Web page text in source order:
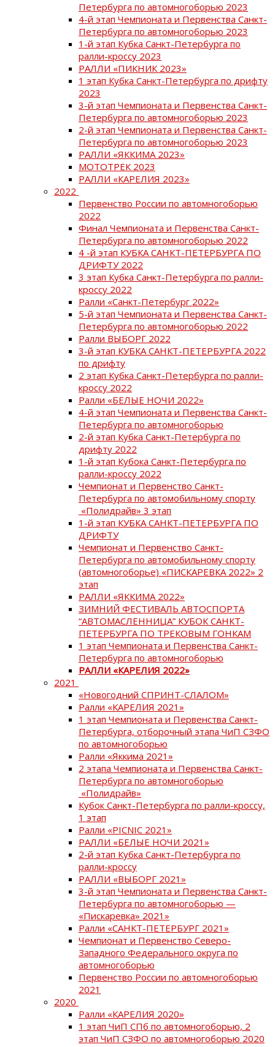
Петербурга по автомногоборью 2023
4-й этап Чемпионата и Первенства Санкт-
Петербурга по автомногоборью 2023
1-й этап Кубка Санкт-Петербурга по
ралли-кроссу 2023
РАЛЛИ «ПИКНИК 2023»
1 этап Кубка Санкт-Петербурга по дрифту
2023
3-й этап Чемпионата и Первенства Санкт-
Петербурга по автомногоборью 2023
2-й этап Чемпионата и Первенства Санкт-
Петербурга по автомногоборью 2023
РАЛЛИ «ЯККИМА 2023»
МОТОТРЕК 2023
РАЛЛИ «КАРЕЛИЯ 2023»
2022
Первенство России по автомногоборью
2022
Финал Чемпионата и Первенства Санкт-
Петербурга по автомногоборью 2022
4 -й этап КУБКА САНКТ-ПЕТЕРБУРГА ПО
ДРИФТУ 2022
3 этап Кубка Санкт-Петербурга по ралли-
кроссу 2022
Ралли «Санкт-Петербург 2022»
5-й этап Чемпионата и Первенства Санкт-
Петербурга по автомногоборью 2022
Ралли ВЫБОРГ 2022
3-й этап КУБКА САНКТ-ПЕТЕРБУРГА 2022
по дрифту
2 этап Кубка Санкт-Петербурга по ралли-
кроссу 2022
Ралли «БЕЛЫЕ НОЧИ 2022»
4-й этап Чемпионата и Первенства Санкт-
Петербурга по автомногоборью
2-й этап Кубка Санкт-Петербурга по
дрифту 2022
1-й этап Кубока Санкт-Петербурга по
ралли-кроссу 2022
Чемпионат и Первенство Санкт-
Петербурга по автомобильному спорту
«Полидрайв» 3 этап
1-й этап КУБКА САНКТ-ПЕТЕРБУРГА ПО
ДРИФТУ
Чемпионат и Первенство Санкт-
Петербурга по автомобильному спорту
(автомногоборье) «ПИСКАРЕВКА 2022» 2
этап
РАЛЛИ «ЯККИМА 2022»
ЗИМНИЙ ФЕСТИВАЛЬ АВТОСПОРТА
“АВТОМАСЛЕННИЦА” КУБОК САНКТ-
ПЕТЕРБУРГА ПО ТРЕКОВЫМ ГОНКАМ
1 этап Чемпионата и Первенства Санкт-
Петербурга по автомногоборью
РАЛЛИ «КАРЕЛИЯ 2022»
2021
«Новогодний СПРИНТ-СЛАЛОМ»
Ралли «КАРЕЛИЯ 2021»
1 этап Чемпионата и Первенства Санкт-
Петербурга, отборочный этапа ЧиП СЗФО
по автомногоборью
Ралли «Яккима 2021»
2 этапа Чемпионата и Первенства Санкт-
Петербурга по автомногоборью
«Полидрайв»
Кубок Санкт-Петербурга по ралли-кроссу,
1 этап
Ралли «PICNIC 2021»
РАЛЛИ «БЕЛЫЕ НОЧИ 2021»
2-й этап Кубка Санкт-Петербурга по
ралли-кроссу
РАЛЛИ «ВЫБОРГ 2021»
3-й этап Чемпионата и Первенства Санкт-
Петербурга по автомногоборью —
«Пискаревка» 2021»
Ралли «САНКТ-ПЕТЕРБУРГ 2021»
Чемпионат и Первенство Северо-
Западного Федерального округа по
автомногоборью
Первенство России по автомногоборью
2021
2020
Ралли «КАРЕЛИЯ 2020»
1 этап ЧиП СПб по автомногоборью, 2
этап ЧиП СЗФО по автомногоборью 2020